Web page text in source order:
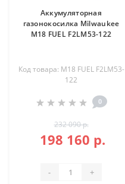
Аккумуляторная
газонокосилка Milwaukee
M18 FUEL F2LM53-122
Код товара: M18 FUEL F2LM53-
122
0
232 090 р.
198 160 р.
- +